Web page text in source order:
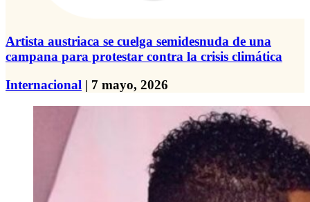
Artista austriaca se cuelga semidesnuda de una
campana para protestar contra la crisis climática
Internacional | 7 mayo, 2026